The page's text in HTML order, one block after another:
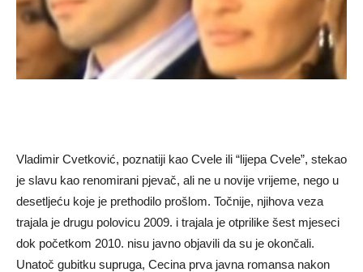
Vladimir Cvetković, poznatiji kao Cvele ili “lijepa Cvele”, stekao
je slavu kao renomirani pjevač, ali ne u novije vrijeme, nego u
desetljeću koje je prethodilo prošlom. Točnije, njihova veza
trajala je drugu polovicu 2009. i trajala je otprilike šest mjeseci
dok početkom 2010. nisu javno objavili da su je okončali.
Unatoč gubitku supruga, Cecina prva javna romansa nakon